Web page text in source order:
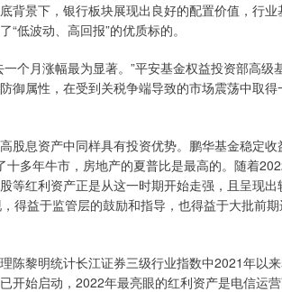
背景下，银行板块展现出良好的配置价值，行
低波动、高回报”的优质标的。
个月涨幅最为显著。”平安基金权益投资部高
御属性，在受到关税争端导致的市场震荡中取
股息资产中同样具有投资优势。鹏华基金稳定
多年牛市，房地产的夏普比是最高的。随着
等红利资产正是从这一时期开始走强，且呈现
得益于监管层的鼓励和指导，也得益于大批前
陈黎明统计长江证券三级行业指数中2021年以
开始启动，2022年最亮眼的红利资产是电信运